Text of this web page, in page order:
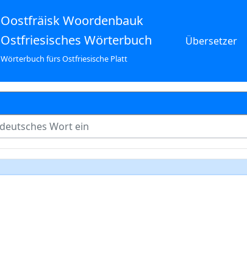
Oostfräisk Woordenbauk
Ostfriesisches Wörterbuch
Wörterbuch fürs Ostfriesische Platt
Übersetzer